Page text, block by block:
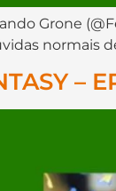
Grone
normais
–